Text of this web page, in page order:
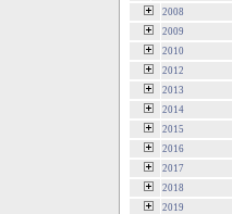
2008
2009
2010
2012
2013
2014
2015
2016
2017
2018
2019